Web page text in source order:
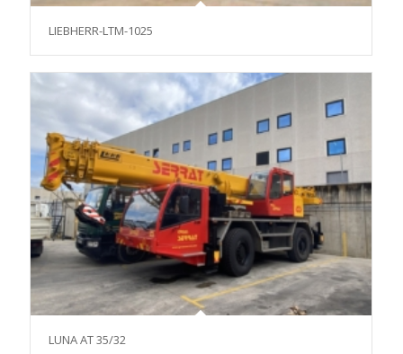
LIEBHERR-LTM-1025
LUNA AT 35/32